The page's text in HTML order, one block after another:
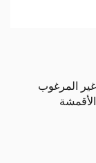
غير المرغوب